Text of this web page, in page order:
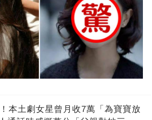
本土劇女星曾月收7萬「為寶寶放